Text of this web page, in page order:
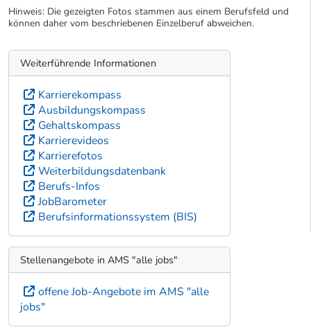
Hinweis: Die gezeigten Fotos stammen aus einem Berufsfeld und
können daher vom beschriebenen Einzelberuf abweichen.
Weiterführende Informationen
Karrierekompass
Ausbildungskompass
Gehaltskompass
Karrierevideos
Karrierefotos
Weiterbildungsdatenbank
Berufs-Infos
JobBarometer
Berufsinformationssystem (BIS)
Stellenangebote in AMS "alle jobs"
offene Job-Angebote im AMS "alle
jobs"